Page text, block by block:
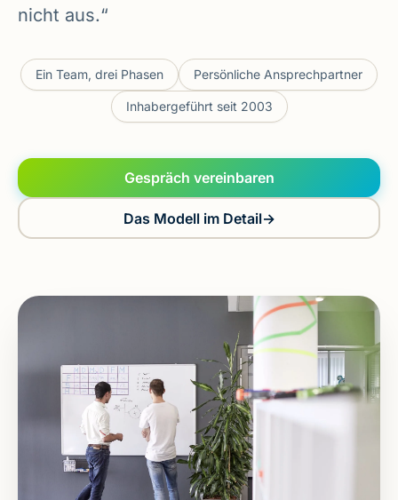
nicht aus.“
Ein Team, drei Phasen Persönliche Ansprechpartner
Inhabergeführt seit 2003
Gespräch vereinbaren
Das Modell im Detail